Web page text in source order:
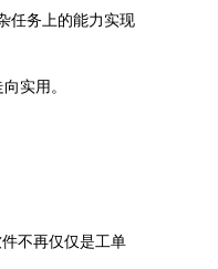
任务上的能力实现
实用。
不再仅仅是工单